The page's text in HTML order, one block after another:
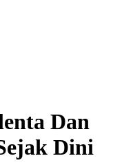
Dan
Dini